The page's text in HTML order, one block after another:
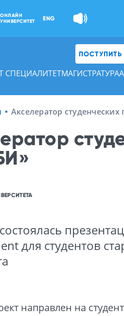
ОНЛАЙН
УНИВЕРСИТЕТ
ENG
ПОСТУПИТЬ
СПЕЦИАЛИТЕТМАГИСТРАТУРА
Акселератор
для студентов
направлен на